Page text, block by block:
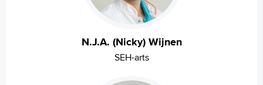
N.J.A. (Nicky) Wijnen
SEH-arts